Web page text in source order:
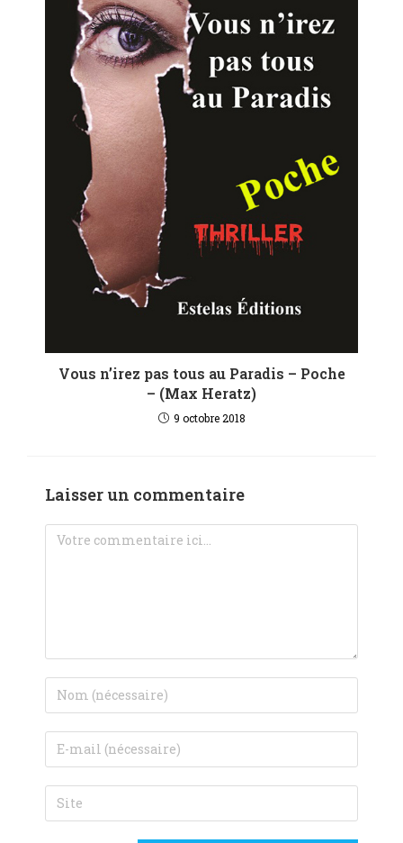
Vous n’irez pas tous au Paradis – Poche
– (Max Heratz)
9 octobre 2018
Laisser un commentaire